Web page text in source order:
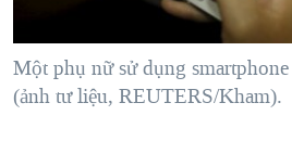
VĂN HOÁ
THỂ THAO
NGÀY TỊ NẠN THẾ GIỚI
GROUND ZERO – XƯA VÀ NAY
Ngôn ngữ khác
Một phụ nữ sử dụng
(ảnh tư liệu, REUTERS/Kham).